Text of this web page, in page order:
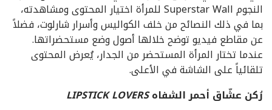
النجوم Superstar Wall للمرأة اختيار المحتوى ومشاهدته،
بما في ذلك النصائح من خلف الكواليس وأسرار شارلوت، فضلاً
عن مقاطع فيديو توضح خلالها أصول وضع مستحضراتها.
عندما تختار المرأة المستحضر من الجدار، يُعرض المحتوى
تلقائياً على الشاشة في الأعلى.
رُكن عشّاق أحمر الشفاهLIPSTICK LOVERS